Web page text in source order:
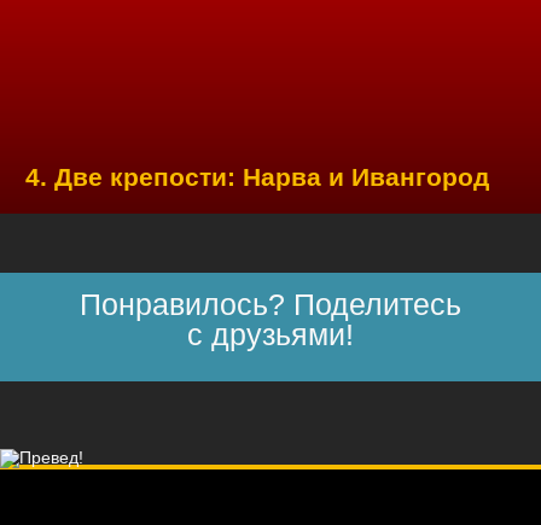
4. Две крепости: Нарва и Ивангород
Понравилось? Поделитесь
с друзьями!